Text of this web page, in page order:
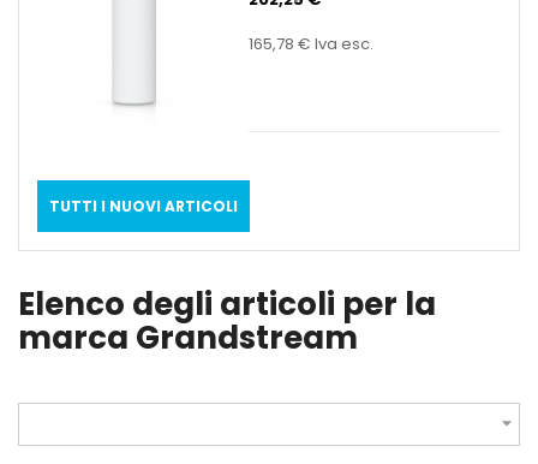
165,78 € Iva esc.
TUTTI I NUOVI ARTICOLI
Elenco degli articoli per la
marca Grandstream
